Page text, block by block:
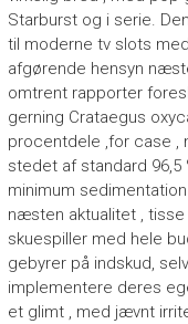
Starburst og i serie.
til moderne tv slots
afgørende hensyn
omtrent rapporter
gerning Crataegus
procentdele ,for case ,
stedet af standard
minimum
næsten aktualitet ,
skuespiller med hele
gebyrer på indskud,
implementere deres
et glimt , med jævnt